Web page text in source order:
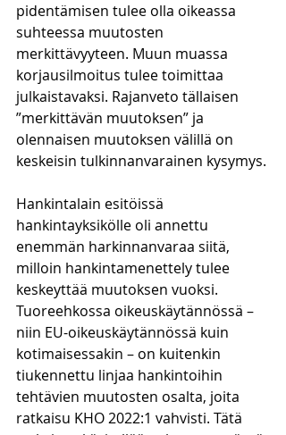
pidentämisen tulee olla oikeassa
suhteessa muutosten
merkittävyyteen. Muun muassa
korjausilmoitus tulee toimittaa
julkaistavaksi. Rajanveto tällaisen
”merkittävän muutoksen” ja
olennaisen muutoksen välillä on
keskeisin tulkinnanvarainen kysymys.
Hankintalain esitöissä
hankintayksikölle oli annettu
enemmän harkinnanvaraa siitä,
milloin hankintamenettely tulee
keskeyttää muutoksen vuoksi.
Tuoreehkossa oikeuskäytännössä –
niin EU-oikeuskäytännössä kuin
kotimaisessakin – on kuitenkin
tiukennettu linjaa hankintoihin
tehtävien muutosten osalta, joita
ratkaisu KHO 2022:1 vahvisti. Tätä